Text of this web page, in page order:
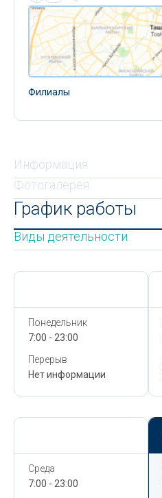
Филиалы
Информация
Фотогалерея
График работы
Виды деятельности
Понедельник
7:00 - 23:00
Перерыв
Нет информации
Среда
7:00 - 23:00